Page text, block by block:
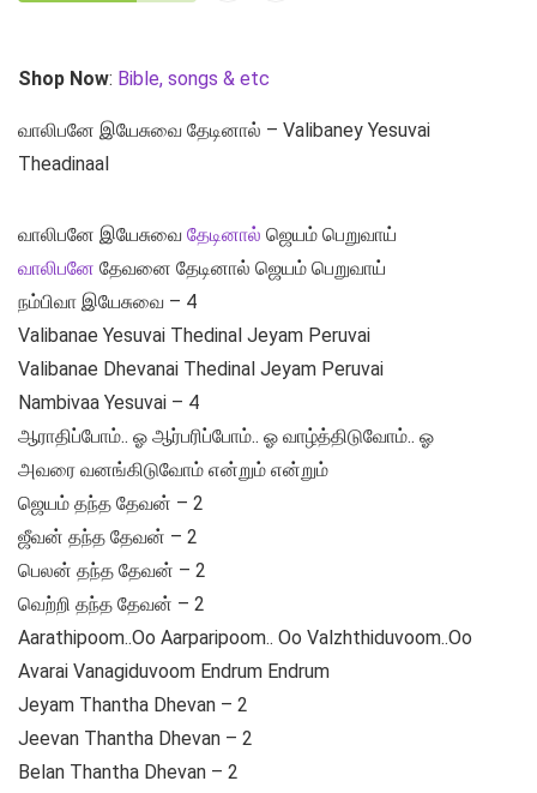
Shop Now: Bible, songs & etc
வாலிபனே இயேசுவை தேடினால் – Valibaney Yesuvai
Theadinaal
வாலிபனே இயேசுவை தேடினால் ஜெயம் பெறுவாய்
வாலிபனே தேவனை தேடினால் ஜெயம் பெறுவாய்
நம்பிவா இயேசுவை – 4
Valibanae Yesuvai Thedinal Jeyam Peruvai
Valibanae Dhevanai Thedinal Jeyam Peruvai
Nambivaa Yesuvai – 4
ஆராதிப்போம்.. ஓ ஆர்பரிப்போம்.. ஓ வாழ்த்திடுவோம்.. ஓ
அவரை வனங்கிடுவோம் என்றும் என்றும்
ஜெயம் தந்த தேவன் – 2
ஜீவன் தந்த தேவன் – 2
பெலன் தந்த தேவன் – 2
வெற்றி தந்த தேவன் – 2
Aarathipoom..Oo Aarparipoom.. Oo Valzhthiduvoom..Oo
Avarai Vanagiduvoom Endrum Endrum
Jeyam Thantha Dhevan – 2
Jeevan Thantha Dhevan – 2
Belan Thantha Dhevan – 2